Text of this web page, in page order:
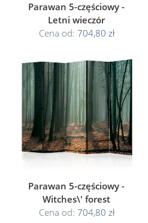
Parawan 5-częściowy -
Letni wieczór
Cena od: 704,80 zł
Parawan 5-częściowy -
Witches\' forest
Cena od: 704,80 zł